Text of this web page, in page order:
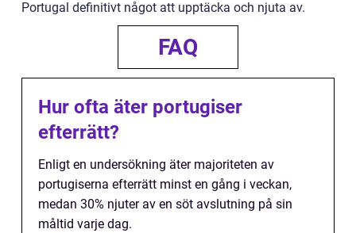
Portugal definitivt något att upptäcka och njuta av.
FAQ
Hur ofta äter portugiser
efterrätt?
Enligt en undersökning äter majoriteten av
portugiserna efterrätt minst en gång i veckan,
medan 30% njuter av en söt avslutning på sin
måltid varje dag.